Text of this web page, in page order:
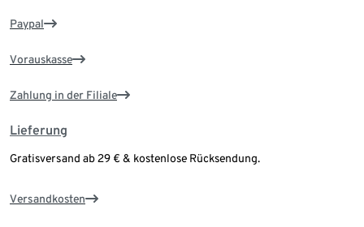
Paypal
Vorauskasse
Zahlung in der Filiale
Lieferung
Gratisversand ab 29 € & kostenlose Rücksendung.
Versandkosten